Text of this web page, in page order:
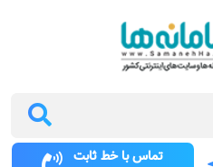
تماس با خط ثابت